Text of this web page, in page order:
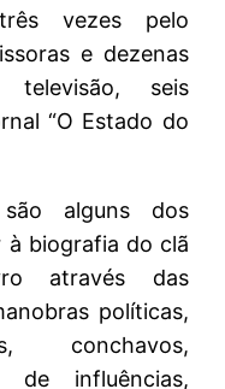
vezes pelo
e dezenas
televisão, seis
“O Estado do
alguns dos
à biografia do clã
através das
políticas,
conchavos,
de influências,